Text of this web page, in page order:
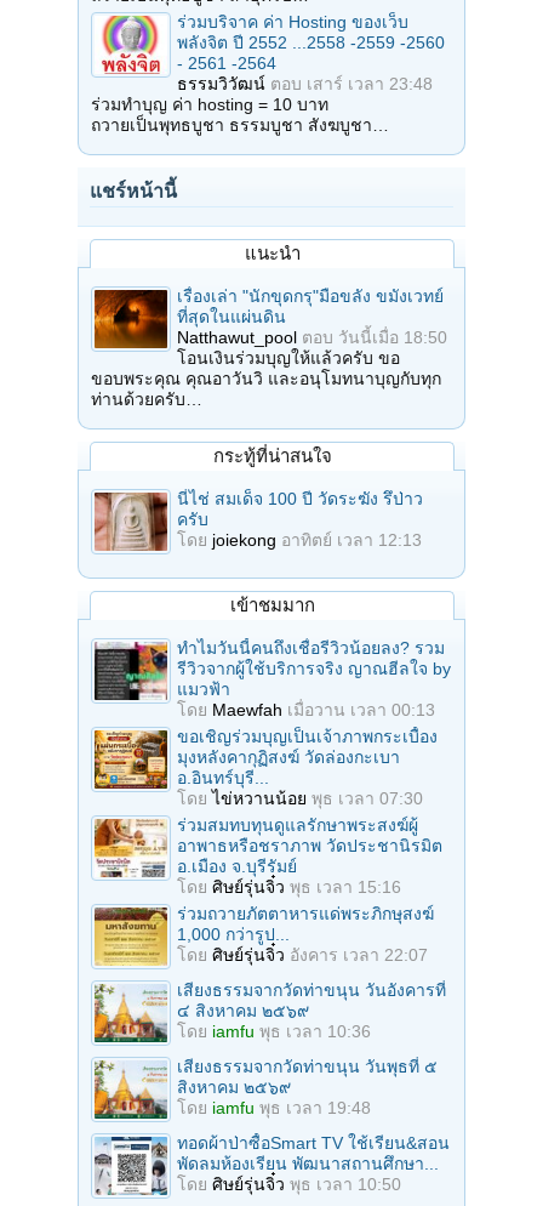
ร่วมบริจาค ค่า Hosting ของเว็บ
พลังจิต ปี 2552 ...2558 -2559 -2560
- 2561 -2564
ธรรมวิวัฒน์ ตอบ เสาร์ เวลา 23:48
ร่วมทำบุญ ค่า hosting = 10 บาท
ถวายเป็นพุทธบูชา ธรรมบูชา สังฆบูชา…
แชร์หน้านี้
แนะนำ
เรื่องเล่า "นักขุดกรุ"มือขลัง ขมังเวทย์
ที่สุดในแผ่นดิน
Natthawut_pool ตอบ วันนี้เมื่อ 18:50
โอนเงินร่วมบุญให้แล้วครับ ขอ
ขอบพระคุณ คุณอาวันวิ และอนุโมทนาบุญกับทุก
ท่านด้วยครับ…
กระทู้ที่น่าสนใจ
นี่ไช่ สมเด็จ 100 ปี วัดระฆัง รึป่าว
ครับ
โดย joiekong อาทิตย์ เวลา 12:13
เข้าชมมาก
ทำไมวันนี้คนถึงเชื่อรีวิวน้อยลง? รวม
รีวิวจากผู้ใช้บริการจริง ญาณฮีลใจ by
แมวฟ้า
โดย Maewfah เมื่อวาน เวลา 00:13
ขอเชิญร่วมบุญเป็นเจ้าภาพกระเบื้อง
มุงหลังคากุฏิสงฆ์ วัดล่องกะเบา
อ.อินทร์บุรี...
โดยไข่หวานน้อย พุธ เวลา 07:30
ร่วมสมทบทุนดูแลรักษาพระสงฆ์ผู้
อาพาธหรือชราภาพ วัดประชานิรมิต
อ.เมือง จ.บุรีรัมย์
โดย ศิษย์รุ่นจิ๋ว พุธ เวลา 15:16
ร่วมถวายภัตตาหารแด่พระภิกษุสงฆ์
1,000 กว่ารูป...
โดย ศิษย์รุ่นจิ๋ว อังคาร เวลา 22:07
เสียงธรรมจากวัดท่าขนุน วันอังคารที่
๔ สิงหาคม ๒๕๖๙
โดย iamfu พุธ เวลา 10:36
เสียงธรรมจากวัดท่าขนุน วันพุธที่ ๕
สิงหาคม ๒๕๖๙
โดย iamfu พุธ เวลา 19:48
ทอดผ้าป่าซื้อSmart TV ใช้เรียน&สอน
พัดลมห้องเรียน พัฒนาสถานศึกษา...
โดย ศิษย์รุ่นจิ๋ว พุธ เวลา 10:50